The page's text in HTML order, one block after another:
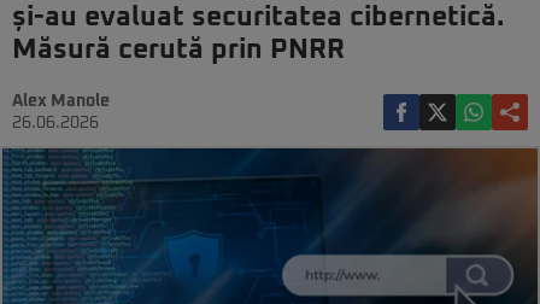
și-au evaluat securitatea cibernetică.
Măsură cerută prin PNRR
Alex Manole
26.06.2026